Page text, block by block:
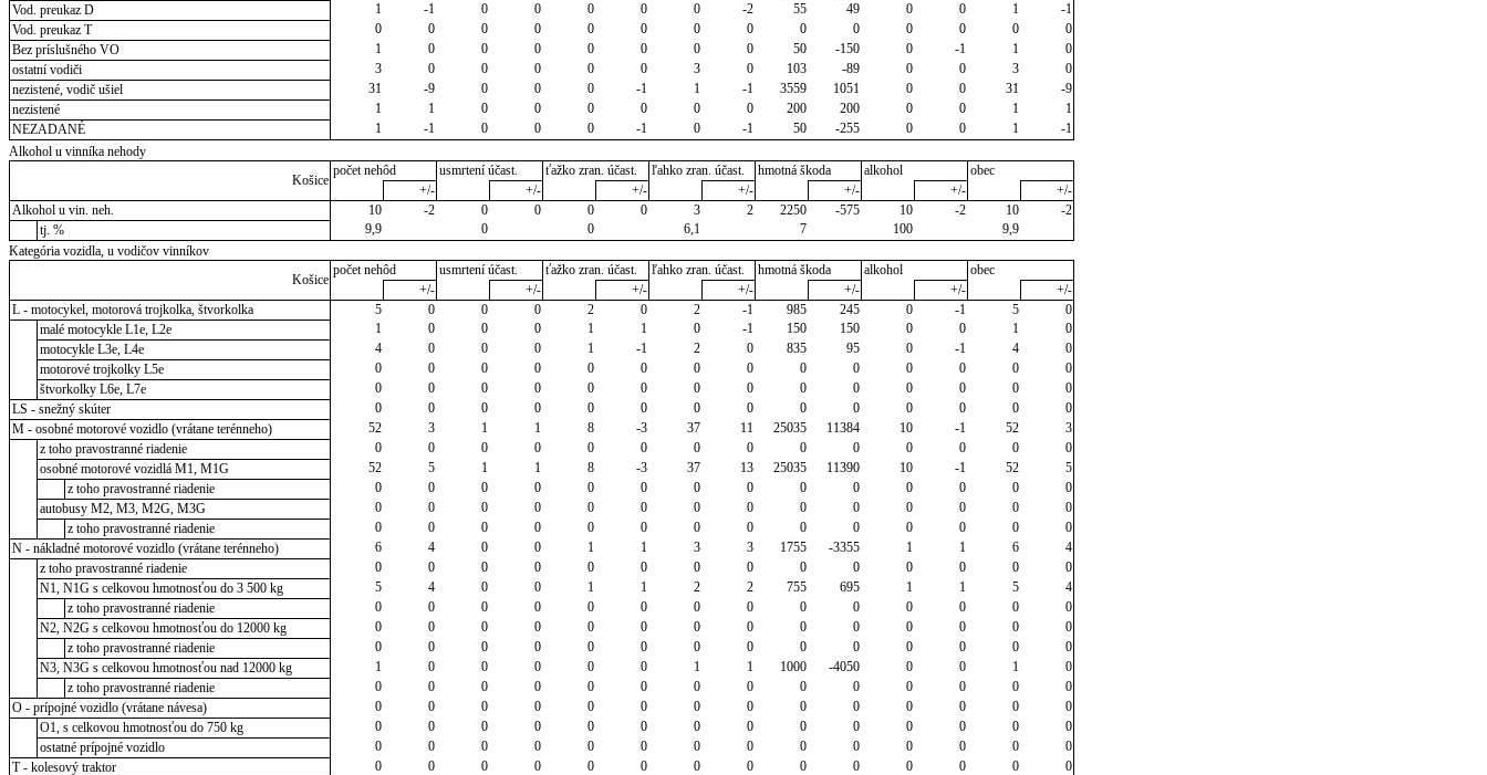
Vod. preukaz D
1 -1 0 0 0 0 0 -2 55 49 0 0 1
-1
Vod. preukaz T
0 0 0 0 0 0 0 0 0 0 0 0 0
0
Bez príslušného VO
1 0 0 0 0 0 0 0 50 -150 0 -1 1
0
ostatní vodiči
3 0 0 0 0 0 3 0 103 -89 0 0 3
0
nezistené, vodič ušiel
31 -9 0 0 0 -1 1 -1 3559 1051 0 0 31
-9
nezistené
1 1 0 0 0 0 0 0 200 200 0 0 1
1
NEZADANÉ
1 -1 0 0 0 -1 0 -1 50 -255 0 0 1
-1
Alkohol u vinníka nehody
Košice
počet nehôd usmrtení účast. ťažko zran. účast. ľahko zran. účast. hmotná škoda alkohol
obec
+/-
+/- +/- +/- +/- +/-
+/-
Alkohol u vin. neh.
10 -2 0 0 0 0 3 2 2250 -575 10 -2 10
-2
tj. %
9,9 0 0 6,1 7 100
9,9
Kategória vozidla, u vodičov vinníkov
Košice
počet nehôd usmrtení účast. ťažko zran. účast. ľahko zran. účast. hmotná škoda alkohol
obec
+/-
+/- +/- +/- +/- +/-
+/-
L - motocykel, motorová trojkolka, štvorkolka
5 0 0 0 2 0 2 -1 985 245 0 -1 5
0
malé motocykle L1e, L2e
1 0 0 0 1 1 0 -1 150 150 0 0 1
0
motocykle L3e, L4e
4 0 0 0 1 -1 2 0 835 95 0 -1 4
0
motorové trojkolky L5e
0 0 0 0 0 0 0 0 0 0 0 0 0
0
štvorkolky L6e, L7e
0 0 0 0 0 0 0 0 0 0 0 0 0
0
LS - snežný skúter
0 0 0 0 0 0 0 0 0 0 0 0 0
0
M - osobné motorové vozidlo (vrátane terénneho)
52 3 1 1 8 -3 37 11 25035 11384 10 -1 52
3
z toho pravostranné riadenie
0 0 0 0 0 0 0 0 0 0 0 0 0
0
osobné motorové vozidlá M1, M1G
52 5 1 1 8 -3 37 13 25035 11390 10 -1 52
5
z toho pravostranné riadenie
0 0 0 0 0 0 0 0 0 0 0 0 0
0
autobusy M2, M3, M2G, M3G
0 0 0 0 0 0 0 0 0 0 0 0 0
0
z toho pravostranné riadenie
0 0 0 0 0 0 0 0 0 0 0 0 0
0
N - nákladné motorové vozidlo (vrátane terénneho)
6 4 0 0 1 1 3 3 1755 -3355 1 1 6
4
z toho pravostranné riadenie
0 0 0 0 0 0 0 0 0 0 0 0 0
0
N1, N1G s celkovou hmotnosťou do 3 500 kg
5 4 0 0 1 1 2 2 755 695 1 1 5
4
z toho pravostranné riadenie
0 0 0 0 0 0 0 0 0 0 0 0 0
0
N2, N2G s celkovou hmotnosťou do 12000 kg
0 0 0 0 0 0 0 0 0 0 0 0 0
0
z toho pravostranné riadenie
0 0 0 0 0 0 0 0 0 0 0 0 0
0
N3, N3G s celkovou hmotnosťou nad 12000 kg
1 0 0 0 0 0 1 1 1000 -4050 0 0 1
0
z toho pravostranné riadenie
0 0 0 0 0 0 0 0 0 0 0 0 0
0
O - prípojné vozidlo (vrátane návesa)
0 0 0 0 0 0 0 0 0 0 0 0 0
0
O1, s celkovou hmotnosťou do 750 kg
0 0 0 0 0 0 0 0 0 0 0 0 0
0
ostatné prípojné vozidlo
0 0 0 0 0 0 0 0 0 0 0 0 0
0
T - kolesový traktor
0 0 0 0 0 0 0 0 0 0 0 0 0
0